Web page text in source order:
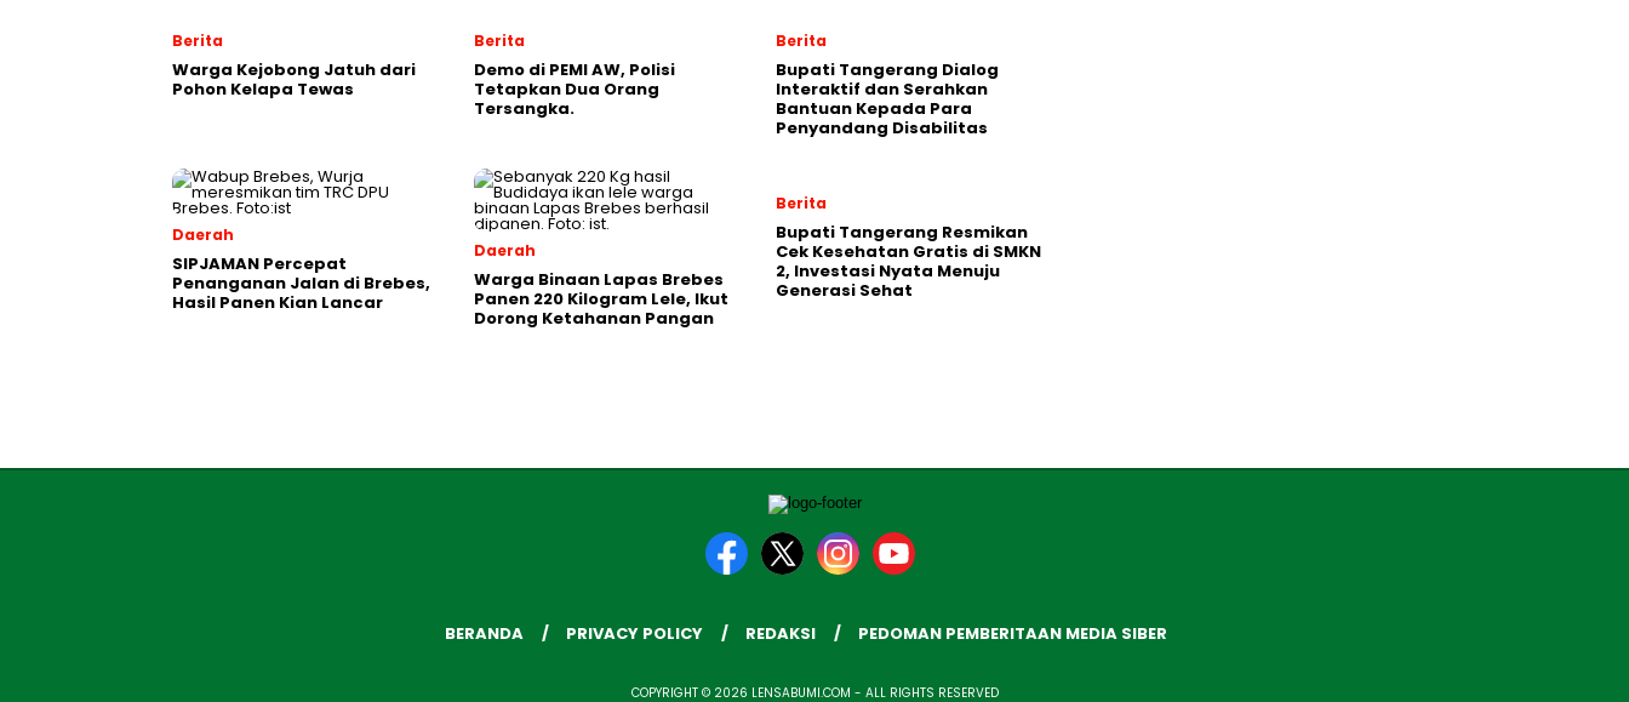
Berita
Warga Kejobong Jatuh dari
Pohon Kelapa Tewas
Berita
Demo di PEMI AW, Polisi
Tetapkan Dua Orang
Tersangka.
Berita
Bupati Tangerang Dialog
Interaktif dan Serahkan
Bantuan Kepada Para
Penyandang Disabilitas
Daerah
SIPJAMAN Percepat
Penanganan Jalan di Brebes,
Hasil Panen Kian Lancar
Daerah
Warga Binaan Lapas Brebes
Panen 220 Kilogram Lele, Ikut
Dorong Ketahanan Pangan
Berita
‎Bupati Tangerang Resmikan
Cek Kesehatan Gratis di SMKN
2, Investasi Nyata Menuju
Generasi Sehat
BERANDA PRIVACY POLICY REDAKSI PEDOMAN PEMBERITAAN MEDIA SIBER
COPYRIGHT © 2026 LENSABUMI.COM - ALL RIGHTS RESERVED